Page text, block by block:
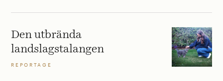
Den utbrända
landslagstalangen
REPORTAGE